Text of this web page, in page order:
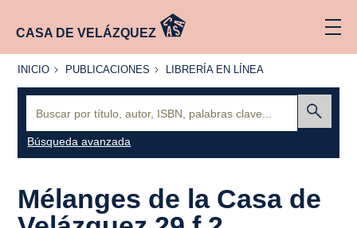
CASA DE VELÁZQUEZ
INICIO
INICIO PUBLICACIONES
PUBLICACIONES
LIBRERÍA
LÍNEA
LIBRERÍA EN LÍNEA
Búsqueda avanzada
Mélanges de la Casa de